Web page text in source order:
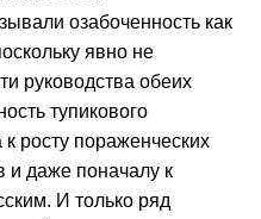
озабоченность как
явно не
руководства обеих
тупикового
росту пораженческих
и даже поначалу к
И только ряд